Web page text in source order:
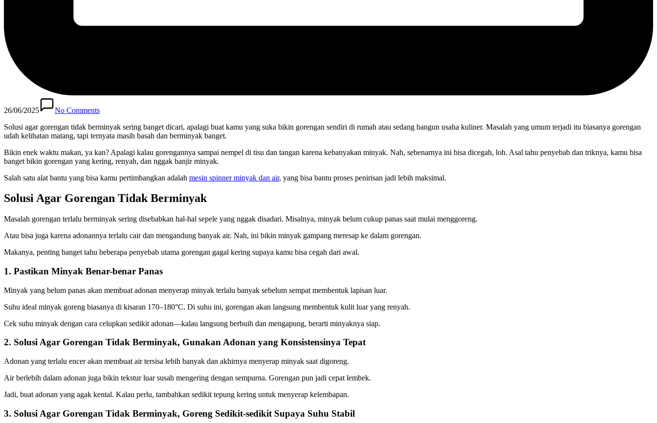
26/06/2025
No Comments
Solusi agar gorengan tidak berminyak sering banget dicari, apalagi buat kamu yang suka bikin gorengan sendiri di rumah atau sedang bangun usaha kuliner. Masalah yang umum terjadi itu biasanya gorengan
udah kelihatan matang, tapi ternyata masih basah dan berminyak banget.
Bikin enek waktu makan, ya kan? Apalagi kalau gorengannya sampai nempel di tisu dan tangan karena kebanyakan minyak. Nah, sebenarnya ini bisa dicegah, loh. Asal tahu penyebab dan triknya, kamu bisa
banget bikin gorengan yang kering, renyah, dan nggak banjir minyak.
Salah satu alat bantu yang bisa kamu pertimbangkan adalah mesin spinner minyak dan air, yang bisa bantu proses penirisan jadi lebih maksimal.
Solusi Agar Gorengan Tidak Berminyak
Masalah gorengan terlalu berminyak sering disebabkan hal-hal sepele yang nggak disadari. Misalnya, minyak belum cukup panas saat mulai menggoreng.
Atau bisa juga karena adonannya terlalu cair dan mengandung banyak air. Nah, ini bikin minyak gampang meresap ke dalam gorengan.
Makanya, penting banget tahu beberapa penyebab utama gorengan gagal kering supaya kamu bisa cegah dari awal.
1. Pastikan Minyak Benar-benar Panas
Minyak yang belum panas akan membuat adonan menyerap minyak terlalu banyak sebelum sempat membentuk lapisan luar.
Suhu ideal minyak goreng biasanya di kisaran 170–180°C. Di suhu ini, gorengan akan langsung membentuk kulit luar yang renyah.
Cek suhu minyak dengan cara celupkan sedikit adonan—kalau langsung berbuih dan mengapung, berarti minyaknya siap.
2. Solusi Agar Gorengan Tidak Berminyak, Gunakan Adonan yang Konsistensinya Tepat
Adonan yang terlalu encer akan membuat air tersisa lebih banyak dan akhirnya menyerap minyak saat digoreng.
Air berlebih dalam adonan juga bikin tekstur luar susah mengering dengan sempurna. Gorengan pun jadi cepat lembek.
Jadi, buat adonan yang agak kental. Kalau perlu, tambahkan sedikit tepung kering untuk menyerap kelembapan.
3. Solusi Agar Gorengan Tidak Berminyak, Goreng Sedikit-sedikit Supaya Suhu Stabil